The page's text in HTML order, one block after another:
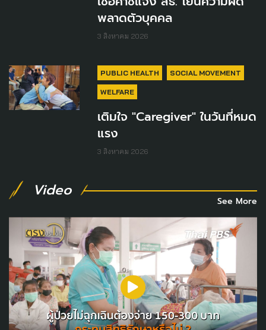
พลาดตัวบุคคล
3 สิงหาคม 2026
PUBLIC HEALTH SOCIAL MOVEMENT
WELFARE
เติมใจ "Caregiver" ในวันที่หมด
แรง
3 สิงหาคม 2026
Video
See More